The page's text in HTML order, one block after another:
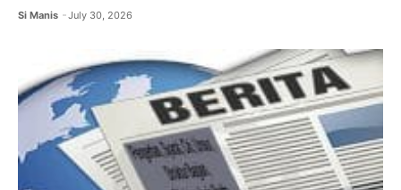
Si Manis July 30, 2026